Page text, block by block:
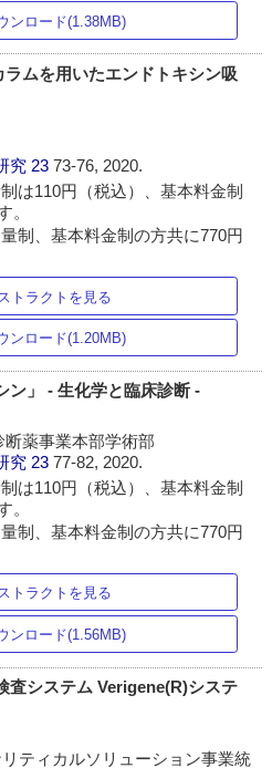
ンロード(1.38MB)
ムを用いたエンドトキシン吸
究 2373-76, 2020.
は110円（税込）、基本料金制
。
制、基本料金制の方共に770円
トラクトを見る
ンロード(1.20MB)
ン」 - 生化学と臨床診断 -
薬事業本部学術部
究 2377-82, 2020.
は110円（税込）、基本料金制
。
制、基本料金制の方共に770円
トラクトを見る
ンロード(1.56MB)
査システム Verigene(R)システ
ティカルソリューション事業統